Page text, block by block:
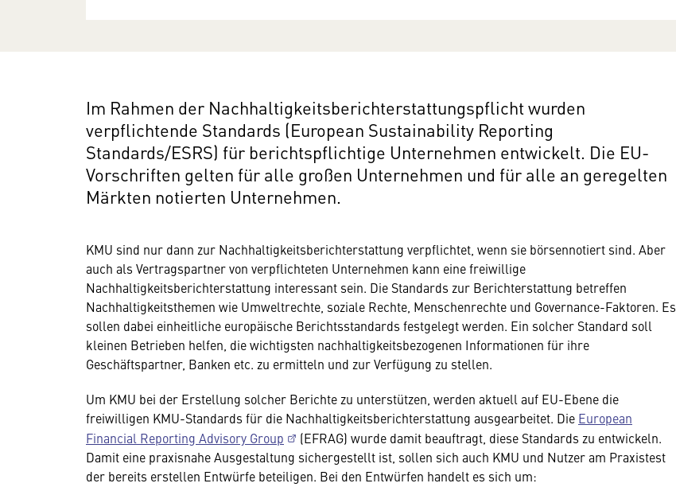
Im Rahmen der Nachhaltigkeitsberichterstattungspflicht wurden
verpflichtende Standards (European Sustainability Reporting
Standards/ESRS) für berichtspflichtige Unternehmen entwickelt. Die EU-
Vorschriften gelten für alle großen Unternehmen und für alle an geregelten
Märkten notierten Unternehmen.
KMU sind nur dann zur Nachhaltigkeitsberichterstattung verpflichtet, wenn sie börsennotiert sind. Aber
auch als Vertragspartner von verpflichteten Unternehmen kann eine freiwillige
Nachhaltigkeitsberichterstattung interessant sein. Die Standards zur Berichterstattung betreffen
Nachhaltigkeitsthemen wie Umweltrechte, soziale Rechte, Menschenrechte und Governance-Faktoren. Es
sollen dabei einheitliche europäische Berichtsstandards festgelegt werden. Ein solcher Standard soll
kleinen Betrieben helfen, die wichtigsten nachhaltigkeitsbezogenen Informationen für ihre
Geschäftspartner, Banken etc. zu ermitteln und zur Verfügung zu stellen.
Um KMU bei der Erstellung solcher Berichte zu unterstützen, werden aktuell auf EU-Ebene die
freiwilligen KMU-Standards für die Nachhaltigkeitsberichterstattung ausgearbeitet. Die European
Financial Reporting Advisory Group
(EFRAG) wurde damit beauftragt, diese Standards zu entwickeln.
Damit eine praxisnahe Ausgestaltung sichergestellt ist, sollen sich auch KMU und Nutzer am Praxistest
der bereits erstellen Entwürfe beteiligen. Bei den Entwürfen handelt es sich um: